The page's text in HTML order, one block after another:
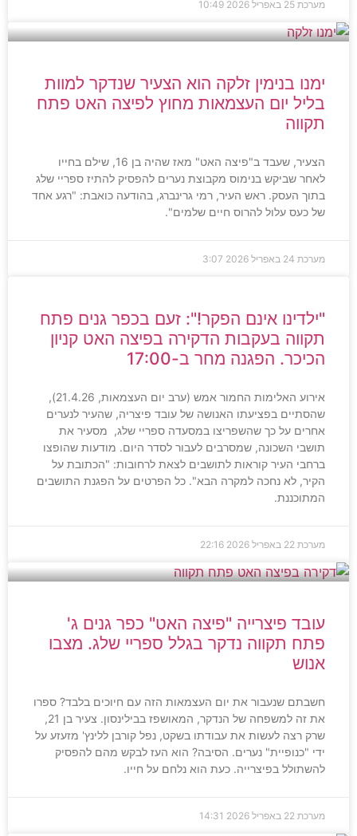
מערכת 25 באפריל 2026 10:49
ימנו בנימין זלקה הוא הצעיר שנדקר למוות
בליל יום העצמאות מחוץ לפיצה האט פתח
תקווה
הצעיר, שעבד ב"פיצה האט" מאז שהיה בן 16, שילם בחייו
לאחר שביקש בנימוס מקבוצת נערים להפסיק להתיז ספריי שלג
בתוך העסק. ראש העיר, רמי גרינברג, בהודעה כואבת: "רגע אחד
של כעס עלול להרוס חיים שלמים".
מערכת 24 באפריל 2026 3:07
"ילדינו אינם הפקר!": זעם בכפר גנים פתח
תקווה בעקבות הדקירה בפיצה האט קניון
הכיכר. הפגנה מחר ב-17:00
אירוע האלימות החמור אמש (ערב יום העצמאות, 21.4.26),
שהסתיים בפציעתו האנושה של עובד פיצריה, שהעיר לנערים
אחרים על כך שהשפריצו במסעדה ספריי שלג, מסעיר את
תושבי השכונה, שמסרבים לעבור לסדר היום. מודעות שהופצו
ברחבי העיר קוראות לתושבים לצאת לרחובות: "הכתובת על
הקיר, לא נחכה למקרה הבא". כל הפרטים על הפגנת התושבים
המתוכננת.
מערכת 22 באפריל 2026 22:16
עובד פיצרייה "פיצה האט" כפר גנים ג'
פתח תקווה נדקר בגלל ספריי שלג. מצבו
אנוש
חשבתם שנעבור את יום העצמאות הזה עם חיוכים בלבד? ספרו
את זה למשפחה של הנדקר, המאושפז בבילינסון. צעיר בן 21,
שרק רצה לעשות את עבודתו בשקט, נפל קורבן ללינץ' מזעזע על
ידי "כנופיית" נערים. הסיבה? הוא העז לבקש מהם להפסיק
להשתולל בפיצרייה. כעת הוא נלחם על חייו.
מערכת 22 באפריל 2026 14:31